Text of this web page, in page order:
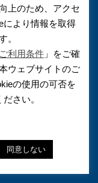
）に関する個人
する個人情報の
上のため、アクセ
により情報を取得
。
利用条件 」をご確
ウェブサイトのご
の使用の可否を
さい。
同意しない